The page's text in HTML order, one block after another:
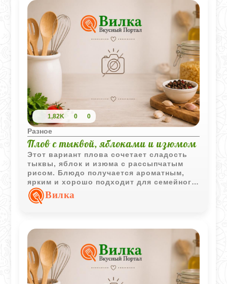
1,82K 0 0
Разное
Плов с тыквой, яблоками и изюмом
Этот вариант плова сочетает сладость
тыквы, яблок и изюма с рассыпчатым
рисом. Блюдо получается ароматным,
ярким и хорошо подходит для семейного
обеда или лёгкого ужина.
Вилка